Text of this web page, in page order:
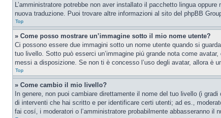
L’amministratore potrebbe non aver installato il pacchetto lingua
nuova traduzione. Puoi trovare altre informazioni al sito del phpBB
Top
» Come posso mostrare un’immagine sotto il mio nome utente?
Ci possono essere due immagini sotto un nome utente quando si
tuo livello. Sotto può esserci un’immagine piú grande nota come
messi a disposizione. Se non ti è concesso l’uso degli avatar, allora è
Top
» Come cambio il mio livello?
In genere, non puoi cambiare direttamente il nome del tuo livello (i
di interventi che hai scritto e per identificare certi utenti; ad es.,
fai cosí, i moderatori o l’amministratore probabilmente abbasseranno il